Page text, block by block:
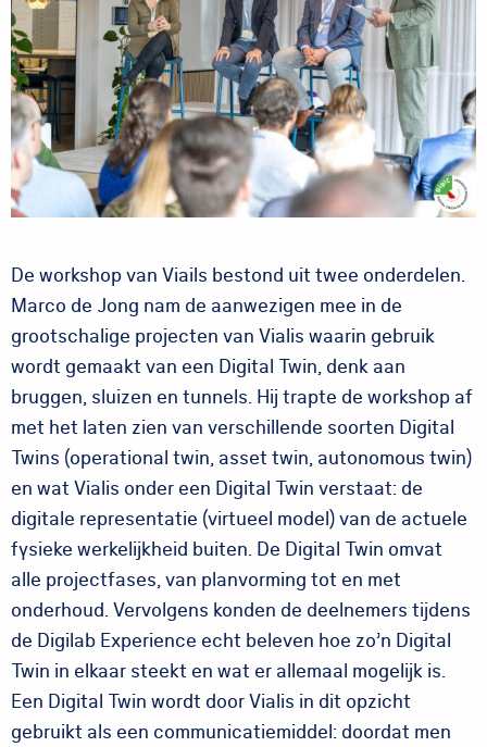
De workshop van Viails bestond uit twee onderdelen.
Marco de Jong nam de aanwezigen mee in de
grootschalige projecten van Vialis waarin gebruik
wordt gemaakt van een Digital Twin, denk aan
bruggen, sluizen en tunnels. Hij trapte de workshop af
met het laten zien van verschillende soorten Digital
Twins (operational twin, asset twin, autonomous twin)
en wat Vialis onder een Digital Twin verstaat: de
digitale representatie (virtueel model) van de actuele
fysieke werkelijkheid buiten. De Digital Twin omvat
alle projectfases, van planvorming tot en met
onderhoud. Vervolgens konden de deelnemers tijdens
de Digilab Experience echt beleven hoe zo’n Digital
Twin in elkaar steekt en wat er allemaal mogelijk is.
Een Digital Twin wordt door Vialis in dit opzicht
gebruikt als een communicatiemiddel: doordat men